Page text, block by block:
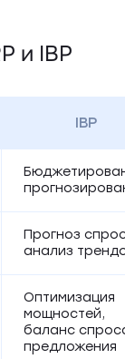
и IBP
IBP
Прогноз
анализ
Оптимизация
мощностей,
баланс
предложения